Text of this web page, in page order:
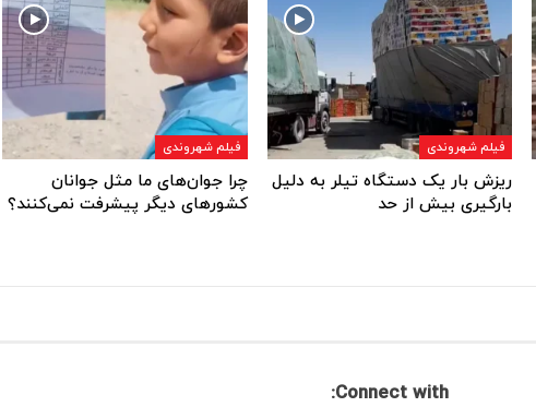
فیلم شهروندی
ریزش بار یک دستگاه تیلر به دلیل
بارگیری بیش از حد
فیلم شهروندی
چرا جوان‌های ما مثل جوانان
کشورهای دیگر پیشرفت نمی‌کنند؟
Connect with: